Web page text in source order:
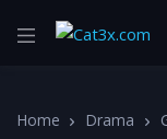
Home Drama